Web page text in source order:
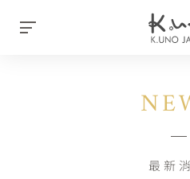
最新